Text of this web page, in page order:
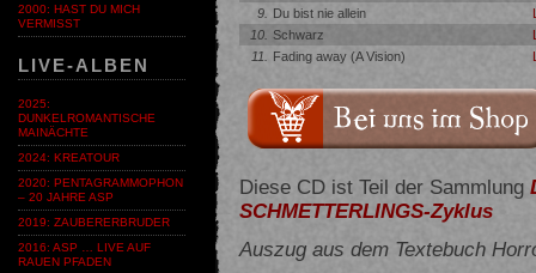
2000: HAST DU MICH
VERMISST
LIVE-ALBEN
2025:
DUNKELROMANTISCHE
MAINÄCHTE
2024: KREATOUR
2020: PENTAGRAMMOPHON
– 20 JAHRE ASP
2019: ZAUBERERBRUDER
2016: ASP … LIVE AUF
RAUEN PFADEN
9.
Du bist nie allein
10. Schwarz
11.
Fading away (A Vision)
Diese CD ist Teil der Sammlung
SCHMETTERLINGS-Zyklus
Auszug aus dem Textebuch